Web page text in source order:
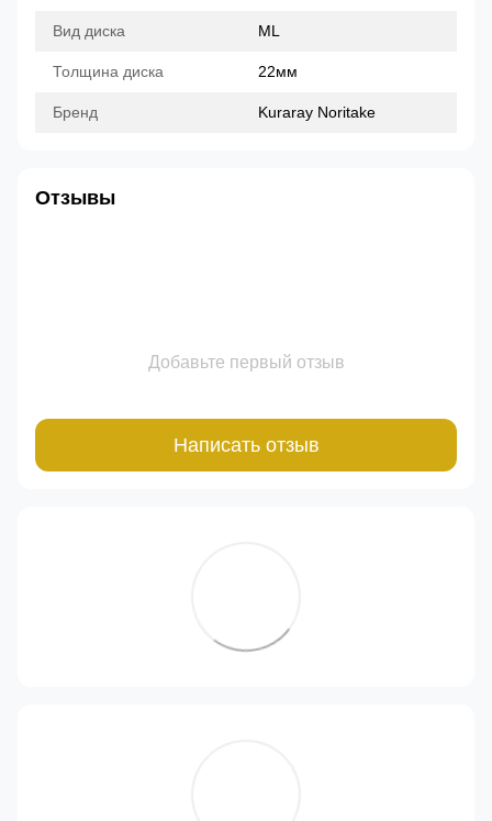
Вид диска ML
Толщина диска 22мм
Бренд Kuraray Noritake
Отзывы
Добавьте первый отзыв
Написать отзыв